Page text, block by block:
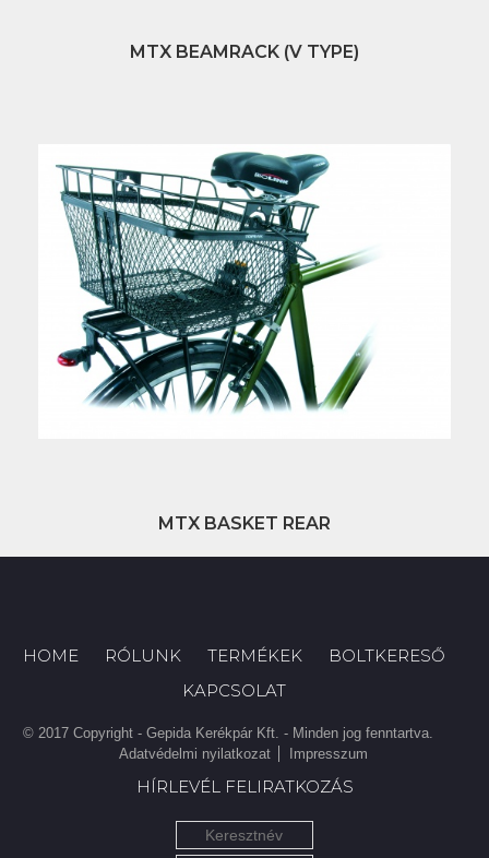
MTX BEAMRACK (V TYPE)
MTX BASKET REAR
HOME RÓLUNK TERMÉKEK
BOLTKERESŐ
KAPCSOLAT
© 2017 Copyright - Gepida Kerékpár Kft. - Minden jog fenntartva.
Adatvédelmi nyilatkozat
Impresszum
HÍRLEVÉL FELIRATKOZÁS